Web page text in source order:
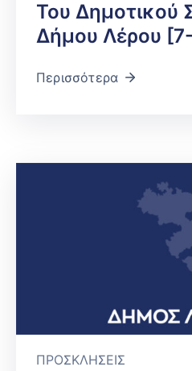
Του Δημοτικού
Δήμου Λέρου
Περισσότερα
ΠΡΟΣΚΛΗΣΕΙΣ